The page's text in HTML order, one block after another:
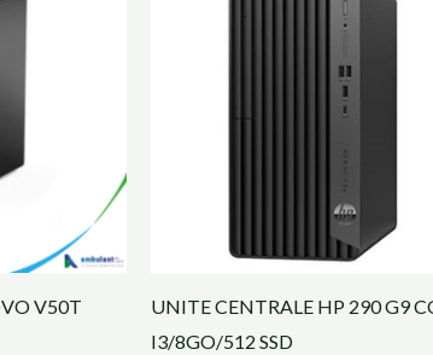
V50T
UNITE CENTRALE HP 290 G9
I3/8GO/512 SSD